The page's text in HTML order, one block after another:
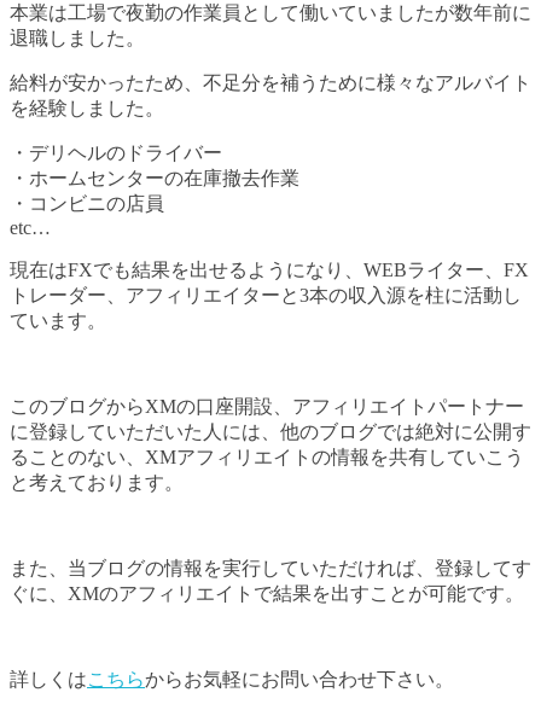
本業は工場で夜勤の作業員として働いていましたが数年前に
退職しました。
給料が安かったため、不足分を補うために様々なアルバイト
を経験しました。
・デリヘルのドライバー
・ホームセンターの在庫撤去作業
・コンビニの店員
etc…
現在はFXでも結果を出せるようになり、WEBライター、FX
トレーダー、アフィリエイターと3本の収入源を柱に活動し
ています。
このブログからXMの口座開設、アフィリエイトパートナー
に登録していただいた人には、他のブログでは絶対に公開す
ることのない、XMアフィリエイトの情報を共有していこう
と考えております。
また、当ブログの情報を実行していただければ、登録してす
ぐに、XMのアフィリエイトで結果を出すことが可能です。
詳しくはこちらからお気軽にお問い合わせ下さい。